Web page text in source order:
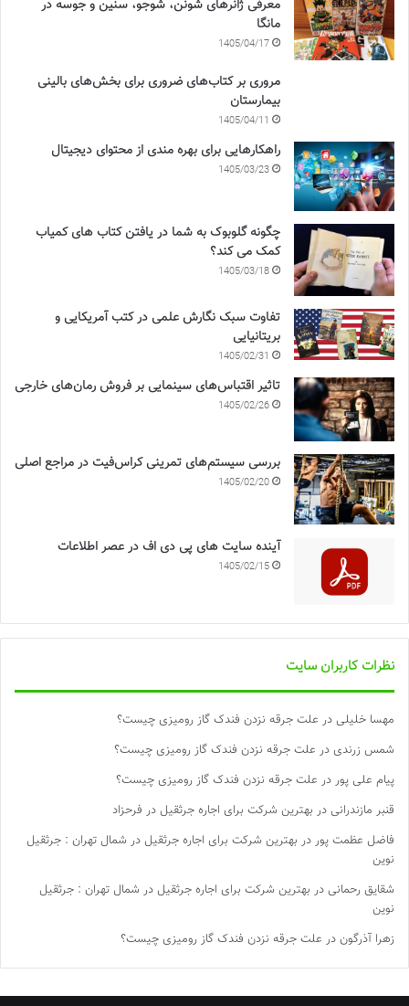
معرفی ژانرهای شونن، شوجو، سنین و جوسه در
مانگا
1405/04/17
مروری بر کتاب‌های ضروری برای بخش‌های بالینی
بیمارستان
1405/04/11
راهکارهایی برای بهره مندی از محتوای دیجیتال
1405/03/23
چگونه گلوبوک به شما در یافتن کتاب های کمیاب
کمک می کند؟
1405/03/18
تفاوت سبک نگارش علمی در کتب آمریکایی و
بریتانیایی
1405/02/31
تاثیر اقتباس‌های سینمایی بر فروش رمان‌های خارجی
1405/02/26
بررسی سیستم‌های تمرینی کراس‌فیت در مراجع اصلی
1405/02/20
آینده سایت های پی دی اف در عصر اطلاعات
1405/02/15
نظرات کاربران سایت
مهسا خلیلی در علت جرقه نزدن فندک گاز رومیزی چیست؟
شمس زرندی در علت جرقه نزدن فندک گاز رومیزی چیست؟
پیام علی پور در علت جرقه نزدن فندک گاز رومیزی چیست؟
قنبر مازندرانی در بهترین شرکت برای اجاره جرثقیل در فرحزاد
فاضل عظمت پور در بهترین شرکت برای اجاره جرثقیل در شمال تهران : جرثقیل
نوین
شقایق رحمانی در بهترین شرکت برای اجاره جرثقیل در شمال تهران : جرثقیل
نوین
زهرا آذرگون در علت جرقه نزدن فندک گاز رومیزی چیست؟